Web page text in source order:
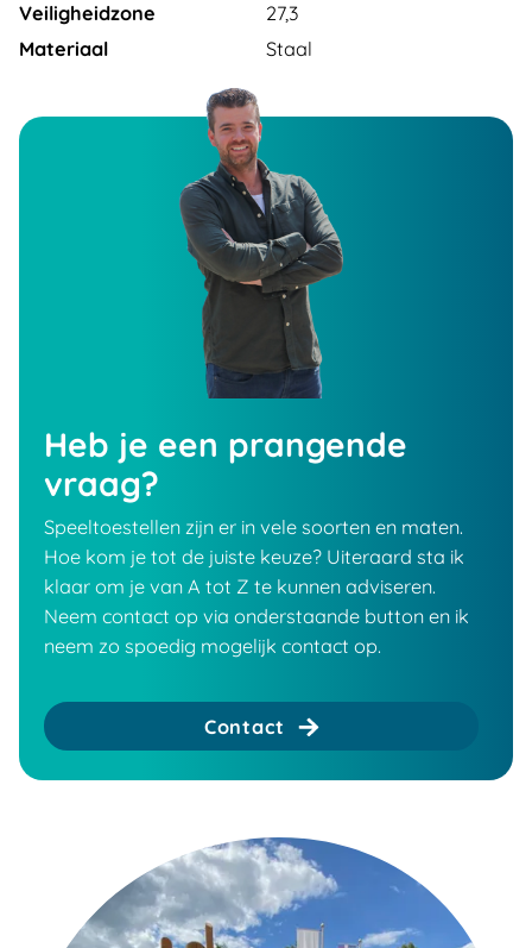
Veiligheidzone
27,3
Materiaal
Staal
Heb je een prangende
vraag?
Speeltoestellen zijn er in vele soorten en maten.
Hoe kom je tot de juiste keuze? Uiteraard sta ik
klaar om je van A tot Z te kunnen adviseren.
Neem contact op via onderstaande button en ik
neem zo spoedig mogelijk contact op.
Contact